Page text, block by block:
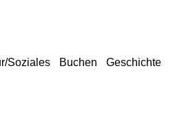
Soziales Buchen Geschichte